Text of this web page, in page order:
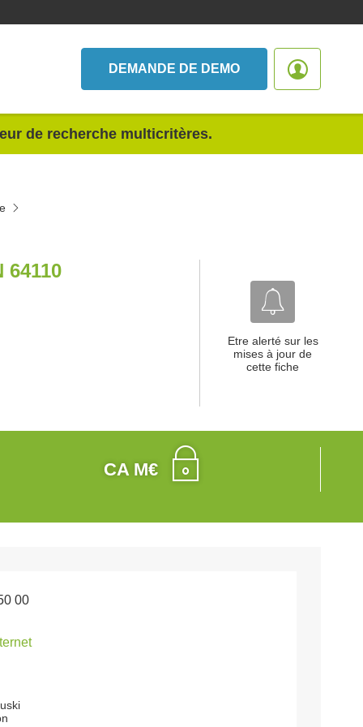
DEMANDE DE DEMO
de recherche multicritères.
64110
Etre alerté sur les
mises à jour de
cette fiche
CA M€
00